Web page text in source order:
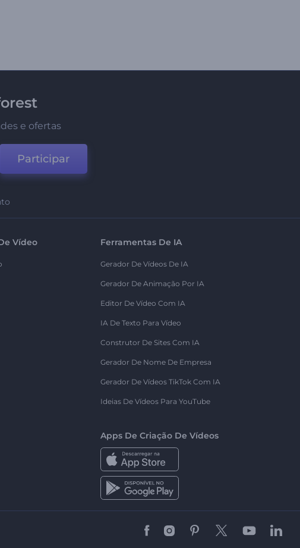
e ofertas
Participar
Vídeo Ferramentas De IA
Gerador De Vídeos De IA
Gerador De Animação Por IA
Editor De Vídeo Com IA
IA De Texto Para Vídeo
Construtor De Sites Com IA
Gerador De Nome De Empresa
Gerador De Vídeos TikTok Com IA
Ideias De Vídeos Para YouTube
Apps De Criação De Vídeos